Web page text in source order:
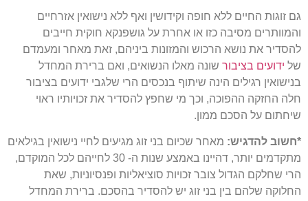
גם זוגות החיים ללא חופה וקידושין ואף ללא נישואין אזרחיים
והמוותרים מסיבה כזו או אחרת על גושפנקא חוקית חייבים
להסדיר את נושא הרכוש והמזונות ביניהם, זאת מאחר ומעמדם
של ידועים בציבור שונה מאלו הנשואים, ואם ברירת המחדל
בנישואין רגילים הינה שיתוף בנכסים הרי שלגבי ידועים בציבור
חלה החזקה ההפוכה, וכך מי שחפץ להסדיר את זכויותיו ראוי
שיחתום על הסכם ממון.
*חשוב להדגיש: מאחר שכיום בני זוג מגיעים לחיי נישואין בגילאים
מתקדמים יותר, דהיינו באמצע שנות ה- 30 לחייהם לכל המוקדם,
הרי שחלקם הגדול צובר זכויות סוציאליות ופנסיוניות, שאת
החלוקה שלהם בין בני זוג יש להסדיר בהסכם. ברירת המחדל